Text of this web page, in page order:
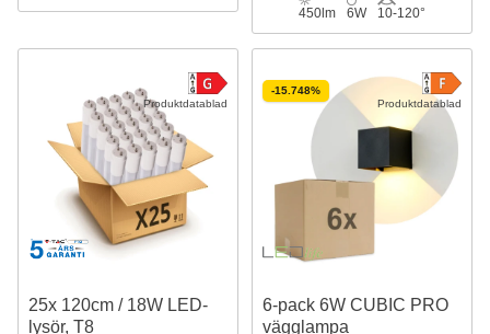
450lm 6W 10-120°
Produktdatablad
25x 120cm / 18W LED-
lysör, T8
Produktdatablad
-15.748%
6-pack 6W CUBIC PRO
vägglampa